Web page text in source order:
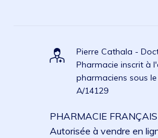
Pierre Cathala -
Pharmacie inscrit à
pharmaciens sous
A/14129
PHARMACIE
Autorisée à vendre en